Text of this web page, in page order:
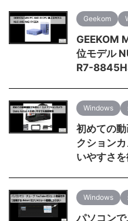
Geekom
GEEKOM
位モデル
R7-
Windows
初めての
クション
いやすさ
Windows
パソコン